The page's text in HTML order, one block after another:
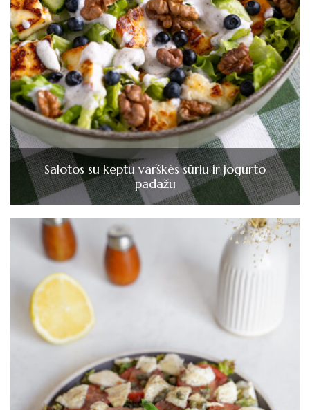
Salotos su keptu varškės sūriu ir jogurto
padažu